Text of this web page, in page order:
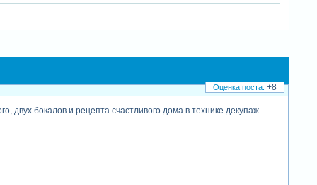
двух бокалов и рецепта счастливого дома в технике декупаж.
+8